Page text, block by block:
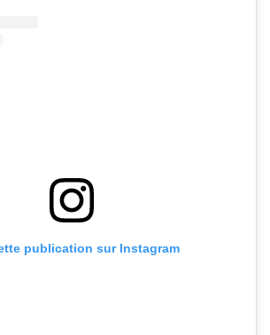
publication sur Instagram